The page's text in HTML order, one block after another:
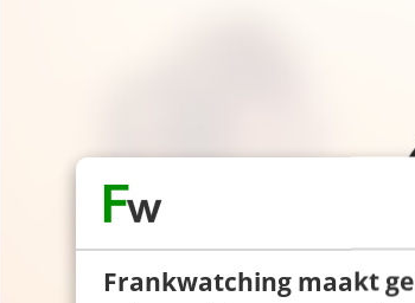
Frankwatching maakt